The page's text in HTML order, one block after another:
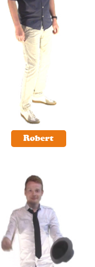
Robert